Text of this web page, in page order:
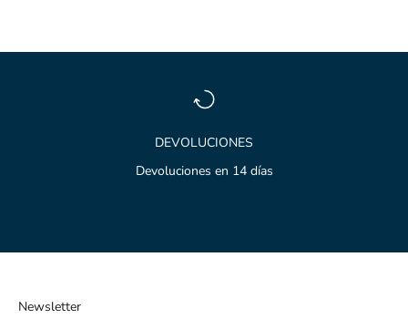
DEVOLUCIONES
Devoluciones en 14 días
Newsletter